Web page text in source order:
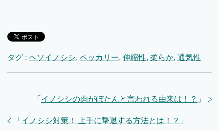
タグ : ヘソイノシシ, ペッカリー, 伸縮性, 柔らか, 通気性
「 イノシシの肉がぼたんと言われる由来は！？ 」
「 イノシシ対策！ 上手に撃退する方法とは！？ 」